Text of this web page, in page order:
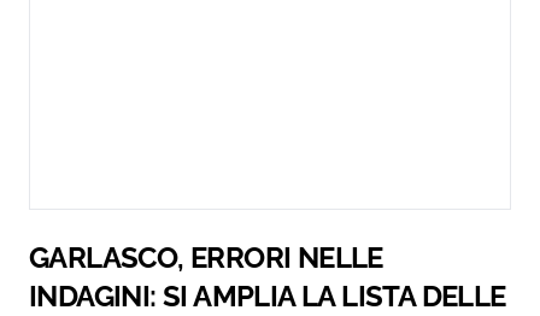
GARLASCO, ERRORI NELLE
INDAGINI: SI AMPLIA LA LISTA DELLE